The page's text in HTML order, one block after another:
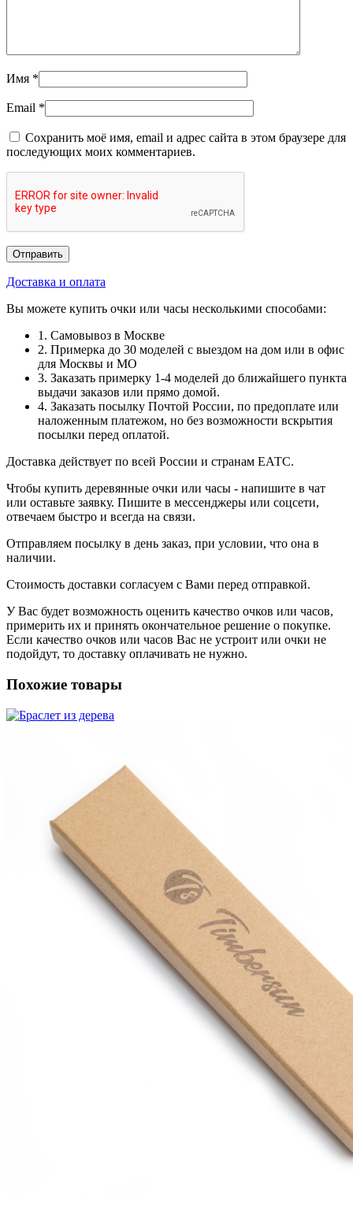
Имя *
Email *
Сохранить моё имя, email и адрес сайта в этом браузере для
последующих моих комментариев.
Доставка и оплата
Вы можете купить очки или часы несколькими способами:
1. Самовывоз в Москве
2. Примерка до 30 моделей с выездом на дом или в офис
для Москвы и МО
3. Заказать примерку 1-4 моделей до ближайшего пункта
выдачи заказов или прямо домой.
4. Заказать посылку Почтой России, по предоплате или
наложенным платежом, но без возможности вскрытия
посылки перед оплатой.
Доставка действует по всей России и странам ЕАТС.
Чтобы купить деревянные очки или часы - напишите в чат
или оставьте заявку. Пишите в мессенджеры или соцсети,
отвечаем быстро и всегда на связи.
Отправляем посылку в день заказ, при условии, что она в
наличии.
Стоимость доставки согласуем с Вами перед отправкой.
У Вас будет возможность оценить качество очков или часов,
примерить их и принять окончательное решение о покупке.
Если качество очков или часов Вас не устроит или очки не
подойдут, то доставку оплачивать не нужно.
Похожие товары